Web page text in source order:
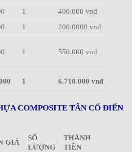
1
400.000 vnđ
1
200.0000 vnđ
1 550.000 vnđ
1 6.710.000 vnđ
COMPOSITE TÂN CỔ ĐIỂN
GIÁ
SỐ
LƯỢNG
THÀNH
TIỀN